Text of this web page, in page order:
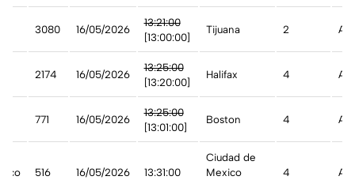
3080 16/05/2026
13:21:00
[13:00:00]
Tijuana 2
2174 16/05/2026
13:25:00
[13:20:00]
Halifax 4 A
771 16/05/2026
13:25:00
[13:01:00]
Boston 4
516 16/05/2026 13:31:00
Ciudad de
Mexico
4 A